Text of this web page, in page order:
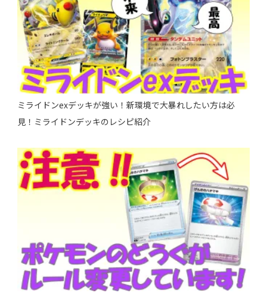
ミライドンexデッキが強い！新環境で大暴れしたい方は必
見！ミライドンデッキのレシピ紹介